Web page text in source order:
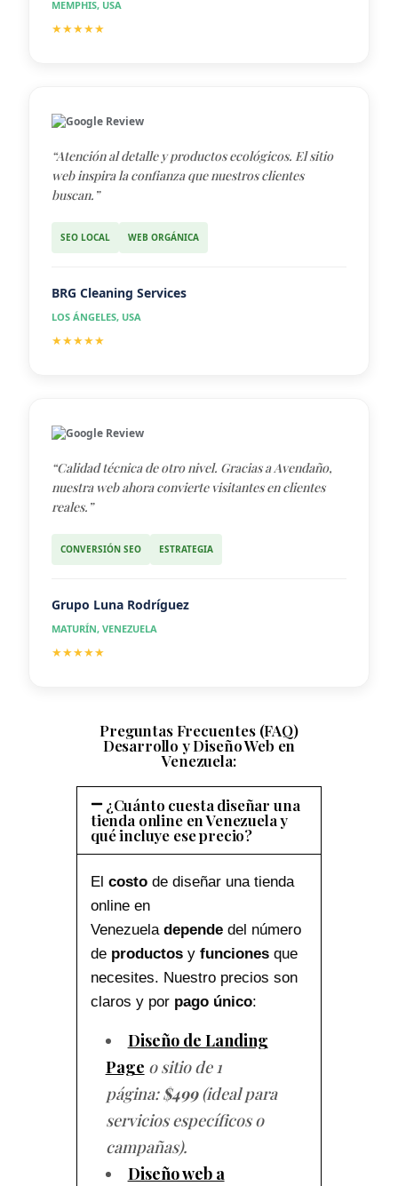
MEMPHIS, USA
★★★★★
Google Review
“Atención al detalle y productos ecológicos. El sitio
web inspira la confianza que nuestros clientes
buscan.”
SEO LOCAL WEB ORGÁNICA
BRG Cleaning Services
LOS ÁNGELES, USA
★★★★★
Google Review
“Calidad técnica de otro nivel. Gracias a Avendaño,
nuestra web ahora convierte visitantes en clientes
reales.”
CONVERSIÓN SEO ESTRATEGIA
Grupo Luna Rodríguez
MATURÍN, VENEZUELA
★★★★★
Preguntas Frecuentes (FAQ)
Desarrollo y Diseño Web en
Venezuela:
¿Cuánto cuesta diseñar una
tienda online en Venezuela y
qué incluye ese precio?
El costo de diseñar una tienda
online en
Venezuela depende del número
de productos y funciones que
necesites. Nuestro precios son
claros y por pago único:
Diseño de Landing
Page o sitio de 1
página:$499(ideal para
servicios específicos o
campañas).
Diseño web a